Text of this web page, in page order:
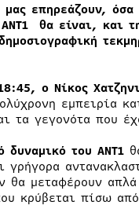
επηρεάζουν,
θα είναι, και
ο Νίκος
εμπειρία
γεγονότα που
δυναμικό του ΑΝΤ1
θα μεταφέρουν
κρύβεται πίσω